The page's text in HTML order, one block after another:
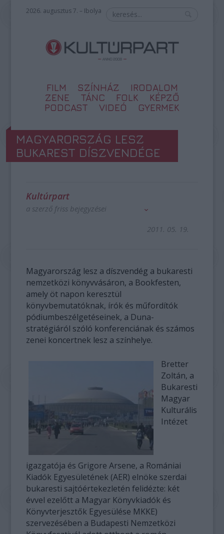
2026. augusztus 7. – Ibolya
FILM SZÍNHÁZ
IRODALOM
ZENE
TÁNC FOLK
KÉPZŐ
PODCAST
VIDEÓ GYERMEK
MAGYARORSZÁG LESZ
BUKAREST DÍSZVENDÉGE
Kultúrpart
a szerző friss bejegyzései
2011. 05. 19.
Magyarország lesz a díszvendég a bukaresti
nemzetközi könyvvásáron, a Bookfesten,
amely öt napon keresztül
könyvbemutatóknak, írók és műfordítók
pódiumbeszélgetéseinek, a Duna-
stratégiáról szóló konferenciának és számos
zenei koncertnek lesz a színhelye.
Bretter
Zoltán, a
Bukaresti
Magyar
Kulturális
Intézet
igazgatója és Grigore Arsene, a Romániai
Kiadók Egyesületének (AER) elnöke szerdai
bukaresti sajtóértekezletén felidézte: két
évvel ezelőtt a Magyar Könyvkiadók és
Könyvterjesztők Egyesülése MKKE)
szervezésében a Budapesti Nemzetközi